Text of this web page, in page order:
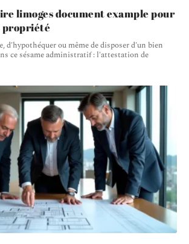
limoges document example pour
propriété
d'hypothéquer ou même de disposer d'un bien
ce sésame administratif : l'attestation de